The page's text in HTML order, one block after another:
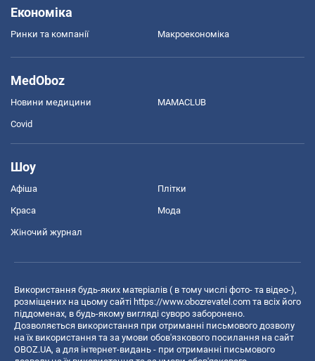
Економіка
Ринки та компанії Макроекономіка
MedOboz
Новини медицини MAMACLUB
Covid
Шоу
Афіша Плітки
Краса Мода
Жіночий журнал
Використання будь-яких матеріалів ( в тому числі фото- та відео-),
розміщених на цьому сайті https://www.obozrevatel.com та всіх його
піддоменах, в будь-якому вигляді суворо заборонено.
Дозволяється використання при отриманні письмового дозволу
на їх використання та за умови обов'язкового посилання на сайт
OBOZ.UA, а для інтернет-видань - при отриманні письмового